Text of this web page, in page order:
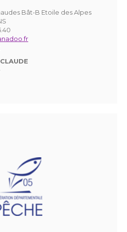
Bât-B Etoile des Alpes